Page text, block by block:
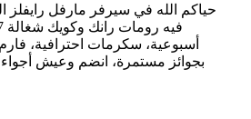
حياكم الله في سيرفر مارفل
أسبوعية، سكرمات احترافية،
بجوائز مستمرة، انضم وعيش